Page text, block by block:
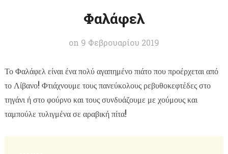
Φαλάφελ
on 9 Φεβρουαρίου 2019
Το Φαλάφελ είναι ένα πολύ αγαπημένο πιάτο που προέρχεται από
το Λίβανο! Φτιάχνουμε τους πανεύκολους ρεβυθοκεφτέδες στο
τηγάνι ή στο φούρνο και τους συνδυάζουμε με χούμους και
ταμπούλε τυλιγμένα σε αραβική πίτα!